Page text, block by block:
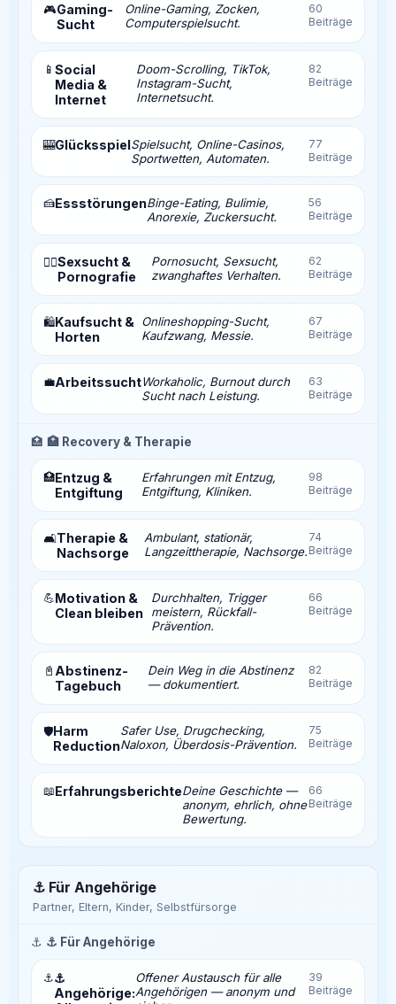
🎮Gaming-
Sucht
Online-Gaming, Zocken,
Computerspielsucht.
60
Beiträge
📱 Social
Media &
Internet
Doom-Scrolling, TikTok,
Instagram-Sucht,
Internetsucht.
82
Beiträge
🎰GlücksspielSpielsucht, Online-Casinos,
Sportwetten, Automaten.
77
Beiträge
🍰EssstörungenBinge-Eating, Bulimie,
Anorexie, Zuckersucht.
56
Beiträge
❤️‍🔥Sexsucht &
Pornografie
Pornosucht, Sexsucht,
zwanghaftes Verhalten.
62
Beiträge
🛍️Kaufsucht &
Horten
Onlineshopping-Sucht,
Kaufzwang, Messie.
67
Beiträge
💼ArbeitssuchtWorkaholic, Burnout durch
Sucht nach Leistung.
63
Beiträge
🏥 🏥 Recovery & Therapie
🏥Entzug &
Entgiftung
Erfahrungen mit Entzug,
Entgiftung, Kliniken.
98
Beiträge
🛋️Therapie &
Nachsorge
Ambulant, stationär,
Langzeittherapie, Nachsorge.
74
Beiträge
💪Motivation &
Clean bleiben
Durchhalten, Trigger
meistern, Rückfall-
Prävention.
66
Beiträge
📓 Abstinenz-
Tagebuch
Dein Weg in die Abstinenz
— dokumentiert.
82
Beiträge
🛡️Harm
Reduction
Safer Use, Drugchecking,
Naloxon, Überdosis-Prävention.
75
Beiträge
📖ErfahrungsberichteDeine Geschichte —
anonym, ehrlich, ohne
Bewertung.
66
Beiträge
⚓ Für Angehörige
Partner, Eltern, Kinder, Selbstfürsorge
⚓ ⚓ Für Angehörige
⚓⚓
Angehörige:
Offener Austausch für alle
Angehörigen — anonym und
39
Beiträge